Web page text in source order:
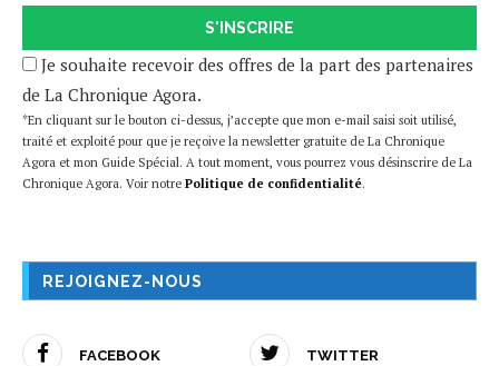
S'INSCRIRE
Je souhaite recevoir des offres de la part des partenaires
de La Chronique Agora.
*En cliquant sur le bouton ci-dessus, j’accepte que mon e-mail saisi soit utilisé,
traité et exploité pour que je reçoive la newsletter gratuite de La Chronique
Agora et mon Guide Spécial. A tout moment, vous pourrez vous désinscrire de La
Chronique Agora. Voir notre Politique de confidentialité.
REJOIGNEZ-NOUS
FACEBOOK TWITTER